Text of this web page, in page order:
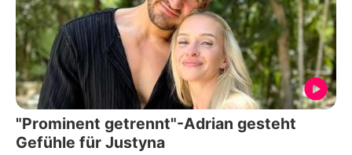
"Prominent getrennt"-Adrian gesteht
Gefühle für Justyna